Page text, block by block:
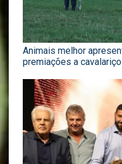
Animais melhor
premiações a